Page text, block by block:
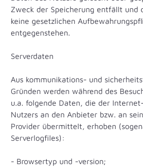
Zweck der Speicherung entfällt und
keine gesetzlichen
entgegenstehen.
Serverdaten
Aus kommunikations- und
Gründen werden während des
u.a. folgende Daten, die der
Nutzers an den Anbieter bzw. an
Provider übermittelt, erhoben
Serverlogfiles):
- Browsertyp und -version;